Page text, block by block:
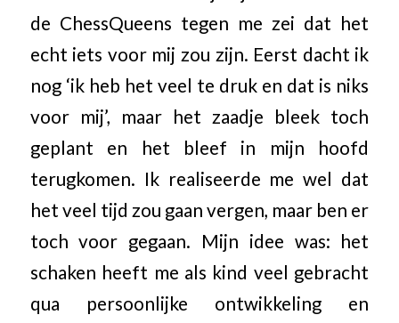
de ChessQueens tegen me zei dat het
echt iets voor mij zou zijn. Eerst dacht ik
nog ‘ik heb het veel te druk en dat is niks
voor mij’, maar het zaadje bleek toch
geplant en het bleef in mijn hoofd
terugkomen. Ik realiseerde me wel dat
het veel tijd zou gaan vergen, maar ben er
toch voor gegaan. Mijn idee was: het
schaken heeft me als kind veel gebracht
qua persoonlijke ontwikkeling en